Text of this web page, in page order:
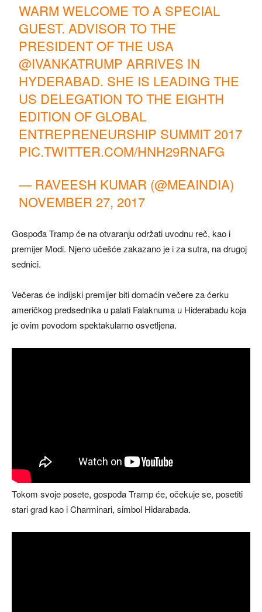
WARM WELCOME TO A SPECIAL
GUEST. ADVISOR TO THE
PRESIDENT OF THE USA
@IVANKATRUMP ARRIVES IN
HYDERABAD. SHE IS LEADING THE
US DELEGATION TO THE EIGHTH
EDITION OF GLOBAL
ENTREPRENEURSHIP SUMMIT 2017
PIC.TWITTER.COM/HNH29RNAFG
— RAVEESH KUMAR (@MEAINDIA)
NOVEMBER 27, 2017
Gospođa Tramp će na otvaranju održati uvodnu reč, kao i
premijer Modi. Njeno učešće zakazano je i za sutra, na drugoj
sednici.
Večeras će indijski premijer biti domaćin večere za ćerku
američkog predsednika u palati Falaknuma u ​​Hiderabadu koja
je ovim povodom spektakularno osvetljena.
Tokom svoje posete, gospođa Tramp će, očekuje se, posetiti
stari grad kao i Charminari, simbol Hidarabada.